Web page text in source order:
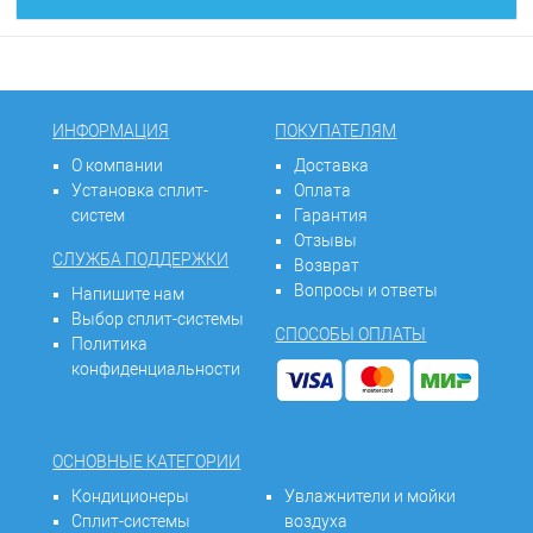
ИНФОРМАЦИЯ
О компании
Установка сплит-
систем
СЛУЖБА ПОДДЕРЖКИ
Напишите нам
Выбор сплит-системы
Политика
конфиденциальности
ПОКУПАТЕЛЯМ
Доставка
Оплата
Гарантия
Отзывы
Возврат
Вопросы и ответы
СПОСОБЫ ОПЛАТЫ
ОСНОВНЫЕ КАТЕГОРИИ
Кондиционеры
Сплит-системы
Увлажнители и мойки
воздуха